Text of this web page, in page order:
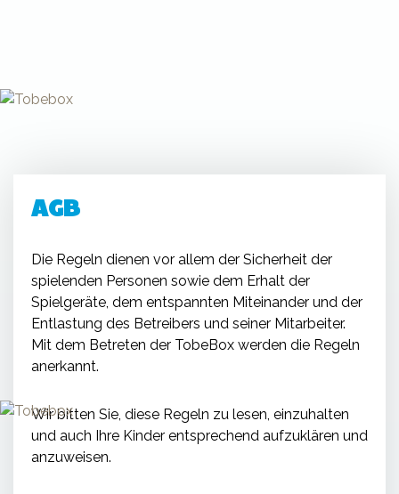
AGB
Die Regeln dienen vor allem der Sicherheit der
spielenden Personen sowie dem Erhalt der
Spielgeräte, dem entspannten Miteinander und der
Entlastung des Betreibers und seiner Mitarbeiter.
Mit dem Betreten der TobeBox werden die Regeln
anerkannt.
Wir bitten Sie, diese Regeln zu lesen, einzuhalten
und auch Ihre Kinder entsprechend aufzuklären und
anzuweisen.